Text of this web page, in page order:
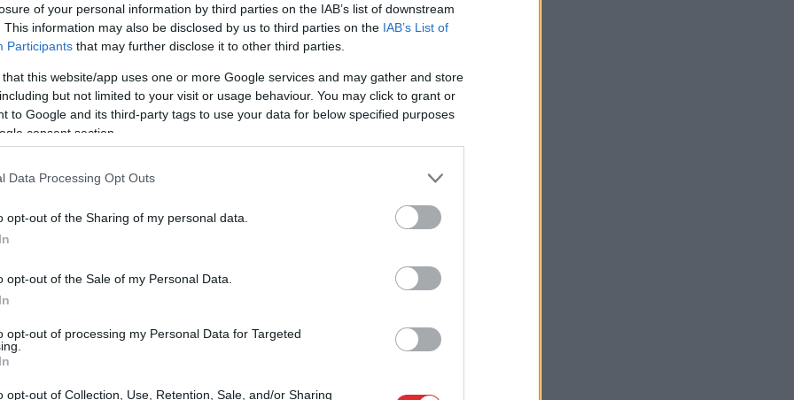
of your personal information by third parties on the IAB’s list of downstream
This information may also be disclosed by us to third parties on the IAB’s List of
Participants that may further disclose it to other third parties.
that this website/app uses one or more Google services and may gather and store
but not limited to your visit or usage behaviour. You may click to grant or
to Google and its third-party tags to use your data for below specified purposes
consent section.
Data Processing Opt Outs
opt-out of the Sharing of my personal data.
opt-out of the Sale of my Personal Data.
opt-out of processing my Personal Data for Targeted
opt-out of Collection, Use, Retention, Sale, and/or Sharing
nomaina jau kopš 2014. gada. Jaunie
bet šogad paredzēts uzstādīt vēl
klients skaitītāju savās mājās ieraudzīs
aparātus iegūst tie, kuri vēlas iegādāties
ar elektroenerģijas patēriņu 2500 kWh
skaitītājiem mājas aprīko arī tad, ja vecais